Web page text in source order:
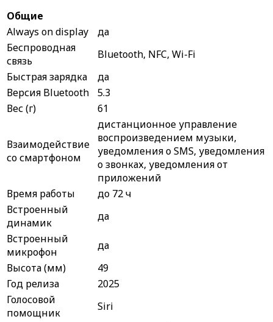
Общие
Always on display
да
Беспроводная
связь
Bluetooth, NFC, Wi-Fi
Быстрая зарядка
да
Версия Bluetooth
5.3
Вес (г)
61
Взаимодействие
со смартфоном
дистанционное управление
воспроизведением музыки,
уведомления о SMS, уведомления
о звонках, уведомления от
приложений
Время работы
до 72 ч
Встроенный
динамик
да
Встроенный
микрофон
да
Высота (мм)
49
Год релиза
2025
Голосовой
помощник
Siri